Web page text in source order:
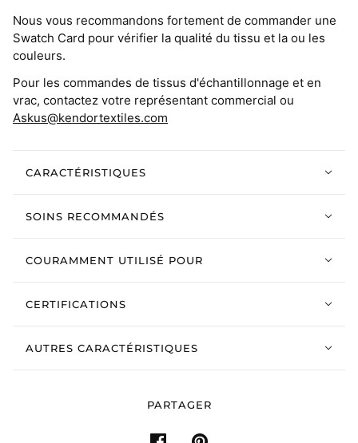
Nous vous recommandons fortement de commander une
Swatch Card pour vérifier la qualité du tissu et la ou les
couleurs.
Pour les commandes de tissus d'échantillonnage et en
vrac, contactez votre représentant commercial ou
Askus@kendortextiles.com
CARACTÉRISTIQUES
SOINS RECOMMANDÉS
COURAMMENT UTILISÉ POUR
CERTIFICATIONS
AUTRES CARACTÉRISTIQUES
PARTAGER